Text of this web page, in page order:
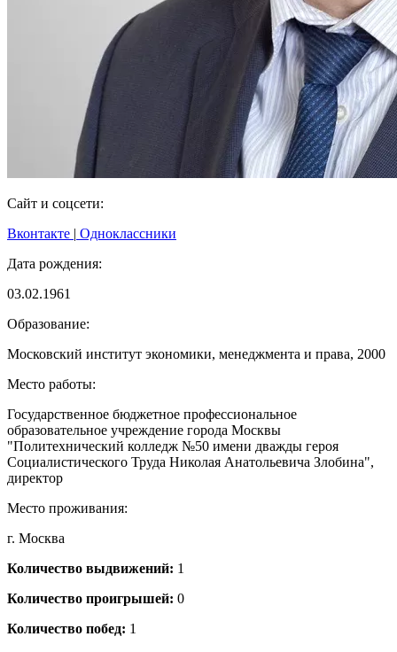
Сайт и соцсети:
Вконтакте | Одноклассники
Дата рождения:
03.02.1961
Образование:
Московский институт экономики, менеджмента и права, 2000
Место работы:
Государственное бюджетное профессиональное
образовательное учреждение города Москвы
"Политехнический колледж №50 имени дважды героя
Социалистического Труда Николая Анатольевича Злобина",
директор
Место проживания:
г. Москва
Количество выдвижений: 1
Количество проигрышей: 0
Количество побед: 1